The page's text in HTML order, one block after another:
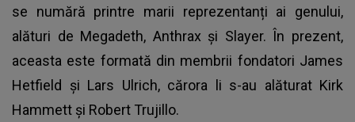
se numără printre marii reprezentanți ai genului,
alături de Megadeth, Anthrax și Slayer. În prezent,
aceasta este formată din membrii fondatori James
Hetfield și Lars Ulrich, cărora li s-au alăturat Kirk
Hammett și Robert Trujillo.